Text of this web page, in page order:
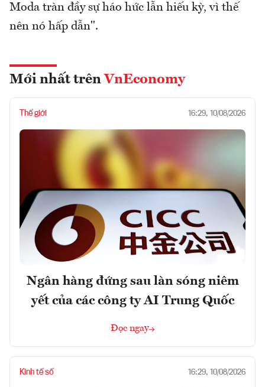
Moda tràn đầy sự háo hức lẫn hiếu kỳ, vì thế
nên nó hấp dẫn".
Mới nhất trên VnEconomy
Thế giới 16:29, 10/08/2026
Ngân hàng đứng sau làn sóng niêm
yết của các công ty AI Trung Quốc
Đọc ngay
Kinh tế số 16:29, 10/08/2026